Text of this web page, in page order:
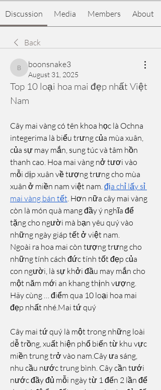
Discussion Media Members About
Back
boonsnake3
boonsnake3
August 31, 2025
Top 10 loại hoa mai đẹp nhất Việt
Nam
Cây mai vàng có tên khoa học là Ochna
integerima là biểu trưng của mùa xuân,
của sự may mắn, sung túc và tâm hồn
thanh cao. Hoa mai vàng nở tươi vào
mỗi dịp xuân về tượng trưng cho mùa
xuân ở miền nam việt nam. địa chỉ lấy sỉ
mai vàng bán tết. Hơn nữa cây mai vàng
còn là món quà mang đầy ý nghĩa để
tặng cho người mà bạn yêu quý vào
những ngày giáp tết ở việt nam.
Ngoài ra hoa mai còn tượng trưng cho
những tính cách đức tính tốt đẹp của
con người, là sự khởi đầu may mắn cho
một năm mới an khang thịnh vượng.
Hãy cùng … điểm qua 10 loại hoa mai
đẹp nhất nhé.Mai tứ quý
Cây mai tứ quý là một trong những loài
dễ trồng, xuất hiện phổ biến từ khu vực
miền trung trở vào nam.Cây ưa sáng,
nhu cầu nước trung bình. Cây cần tưới
nước đầy đủ mỗi ngày từ 1 đến 2 lần để